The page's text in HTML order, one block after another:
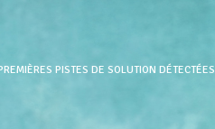
PISTES DE SOLUTION DÉTECTÉES